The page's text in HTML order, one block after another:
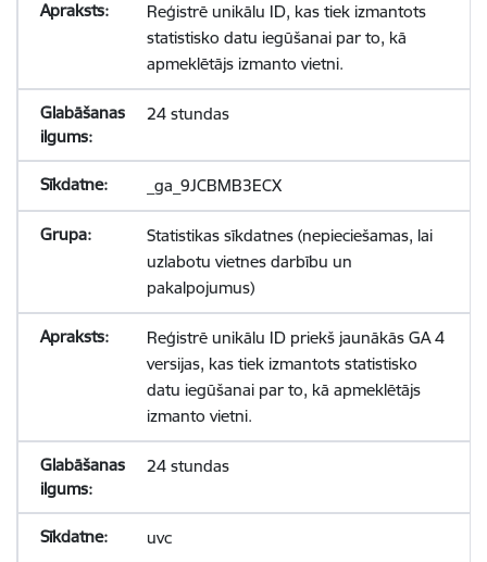
Reģistrē unikālu ID, kas tiek izmantots
statistisko datu iegūšanai par to, kā
apmeklētājs izmanto vietni.
24 stundas
_ga_9JCBMB3ECX
Statistikas sīkdatnes (nepieciešamas, lai
uzlabotu vietnes darbību un
pakalpojumus)
Reģistrē unikālu ID priekš jaunākās GA 4
versijas, kas tiek izmantots statistisko
datu iegūšanai par to, kā apmeklētājs
izmanto vietni.
24 stundas
uvc